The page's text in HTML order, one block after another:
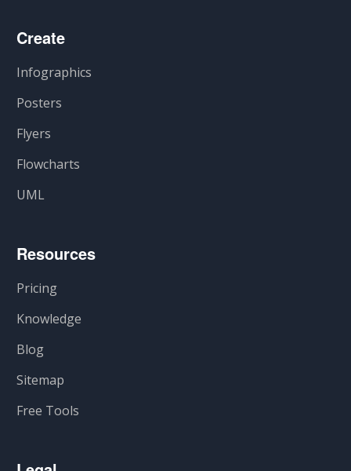
Create
Infographics
Posters
Flyers
Flowcharts
UML
Resources
Pricing
Knowledge
Blog
Sitemap
Free Tools